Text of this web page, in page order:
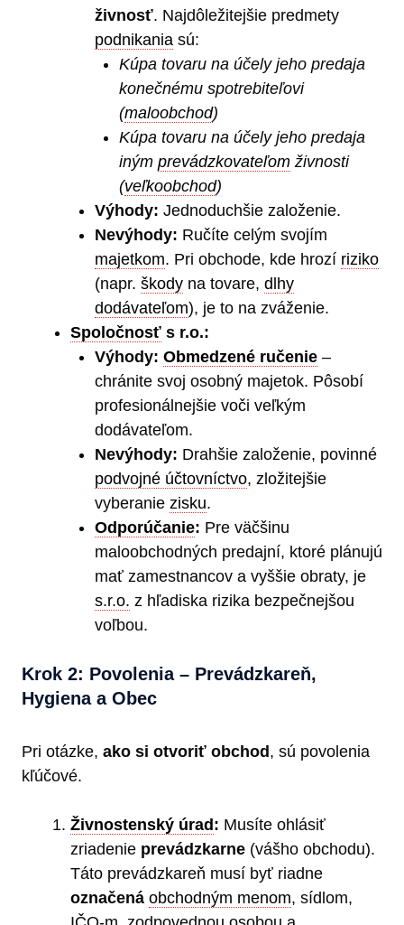
živnosť. Najdôležitejšie predmety
podnikania sú:
Kúpa tovaru na účely jeho predaja
konečnému spotrebiteľovi
(maloobchod)
Kúpa tovaru na účely jeho predaja
iným prevádzkovateľom živnosti
(veľkoobchod)
Výhody: Jednoduchšie založenie.
Nevýhody: Ručíte celým svojím
majetkom. Pri obchode, kde hrozí riziko
(napr. škody na tovare, dlhy
dodávateľom), je to na zváženie.
Spoločnosť s r.o.:
Výhody: Obmedzené ručenie –
chránite svoj osobný majetok. Pôsobí
profesionálnejšie voči veľkým
dodávateľom.
Nevýhody: Drahšie založenie, povinné
podvojné účtovníctvo, zložitejšie
vyberanie zisku.
Odporúčanie: Pre väčšinu
maloobchodných predajní, ktoré plánujú
mať zamestnancov a vyššie obraty, je
s.r.o. z hľadiska rizika bezpečnejšou
voľbou.
Krok 2: Povolenia – Prevádzkareň,
Hygiena a Obec
Pri otázke, ako si otvoriť obchod , sú povolenia
kľúčové.
Živnostenský úrad : Musíte ohlásiť
zriadenie prevádzkarne (vášho obchodu).
Táto prevádzkareň musí byť riadne
označená obchodným menom, sídlom,